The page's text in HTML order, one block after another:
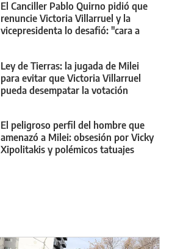
El Canciller Pablo Quirno pidió que
renuncie Victoria Villarruel y la
vicepresidenta lo desafió: "cara a
Ley de Tierras: la jugada de Milei
para evitar que Victoria Villarruel
pueda desempatar la votación
El peligroso perfil del hombre que
amenazó a Milei: obsesión por Vicky
Xipolitakis y polémicos tatuajes